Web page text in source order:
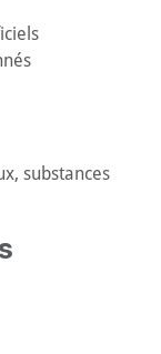
substances